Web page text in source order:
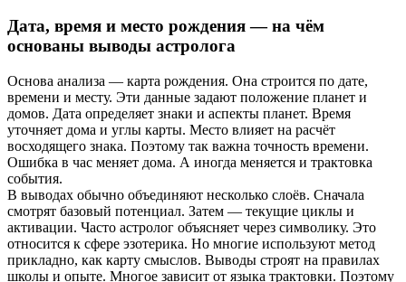
Дата, время и место рождения — на чём
основаны выводы астролога
Основа анализа — карта рождения. Она строится по дате,
времени и месту. Эти данные задают положение планет и
домов. Дата определяет знаки и аспекты планет. Время
уточняет дома и углы карты. Место влияет на расчёт
восходящего знака. Поэтому так важна точность времени.
Ошибка в час меняет дома. А иногда меняется и трактовка
события.
В выводах обычно объединяют несколько слоёв. Сначала
смотрят базовый потенциал. Затем — текущие циклы и
активации. Часто астролог объясняет через символику. Это
относится к сфере эзотерика. Но многие используют метод
прикладно, как карту смыслов. Выводы строят на правилах
школы и опыте. Многое зависит от языка трактовки. Поэтому